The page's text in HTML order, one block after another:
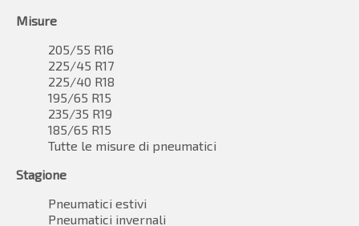
Misure
205/55 R16
225/45 R17
225/40 R18
195/65 R15
235/35 R19
185/65 R15
Tutte le misure di pneumatici
Stagione
Pneumatici estivi
Pneumatici invernali